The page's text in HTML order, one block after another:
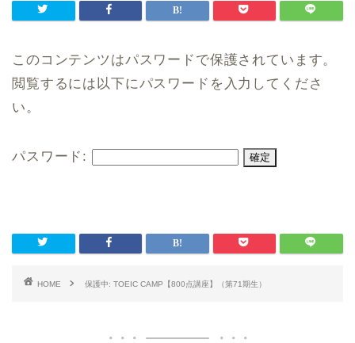
このコンテンツはパスワードで保護されています。
閲覧するには以下にパスワードを入力してくださ
い。
パスワード:
HOME 保護中: TOEIC CAMP【800点講座】（第71期生）